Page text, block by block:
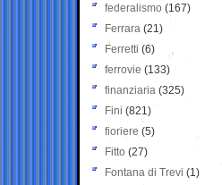
federalismo (167)
Ferrara (21)
Ferretti (6)
ferrovie (133)
finanziaria (325)
Fini (821)
fioriere (5)
Fitto (27)
Fontana di Trevi (1)